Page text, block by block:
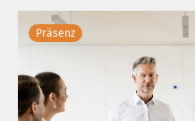
Präsenz